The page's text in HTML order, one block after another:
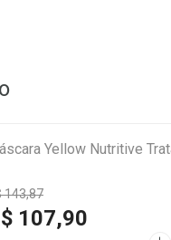
Yellow Nutritive
143,87
107,90